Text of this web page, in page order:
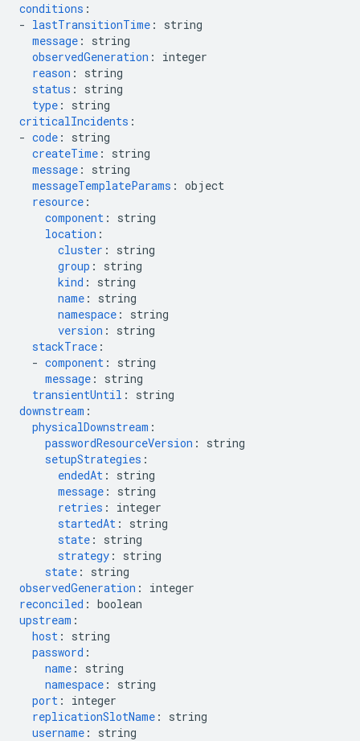
conditions :
- lastTransitionTime :
string
message :
string
observedGeneration :
integer
reason :
string
status :
string
type :
string
criticalIncidents :
- code :
string
createTime :
string
message :
string
messageTemplateParams : object
resource :
component :
string
location :
cluster :
string
group :
string
kind :
string
name :
string
namespace :
string
version :
string
stackTrace :
- component :
string
message :
string
transientUntil :
string
downstream :
physicalDownstream :
passwordResourceVersion :
string
setupStrategies :
endedAt :
string
message :
string
retries :
integer
startedAt :
string
state :
string
strategy :
string
state :
string
observedGeneration :
integer
reconciled : boolean
upstream :
host :
string
password :
name :
string
namespace :
string
port :
integer
replicationSlotName :
string
username : string